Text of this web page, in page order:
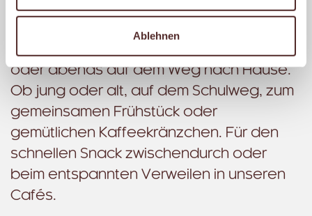
Ablehnen
Begrüßung und stets einer kompetenten
Beratung. Ganz gleich, ob morgens auf
oder abends auf dem Weg nach Hause.
Ob jung oder alt, auf dem Schulweg, zum
gemeinsamen Frühstück oder
gemütlichen Kaffeekränzchen. Für den
schnellen Snack zwischendurch oder
beim entspannten Verweilen in unseren
Cafés.